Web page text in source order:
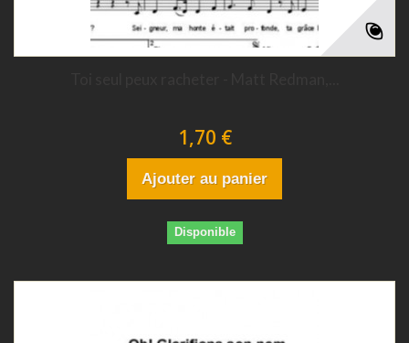
1,70 €
Ajouter au panier
Disponible